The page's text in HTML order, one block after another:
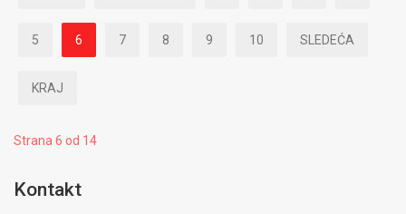
5 6 7 8 9 10 SLEDEĆA
KRAJ
Strana 6 od 14
Kontakt